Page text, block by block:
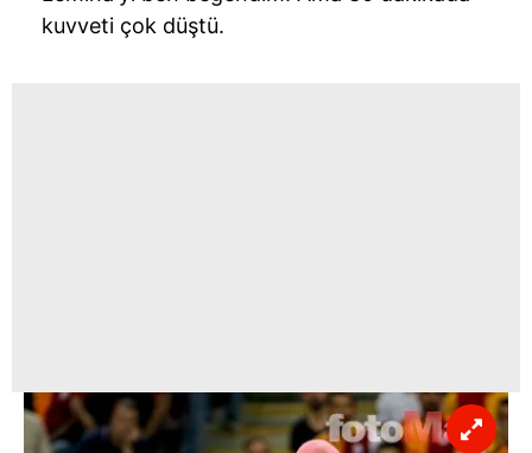
kuvveti çok düştü.